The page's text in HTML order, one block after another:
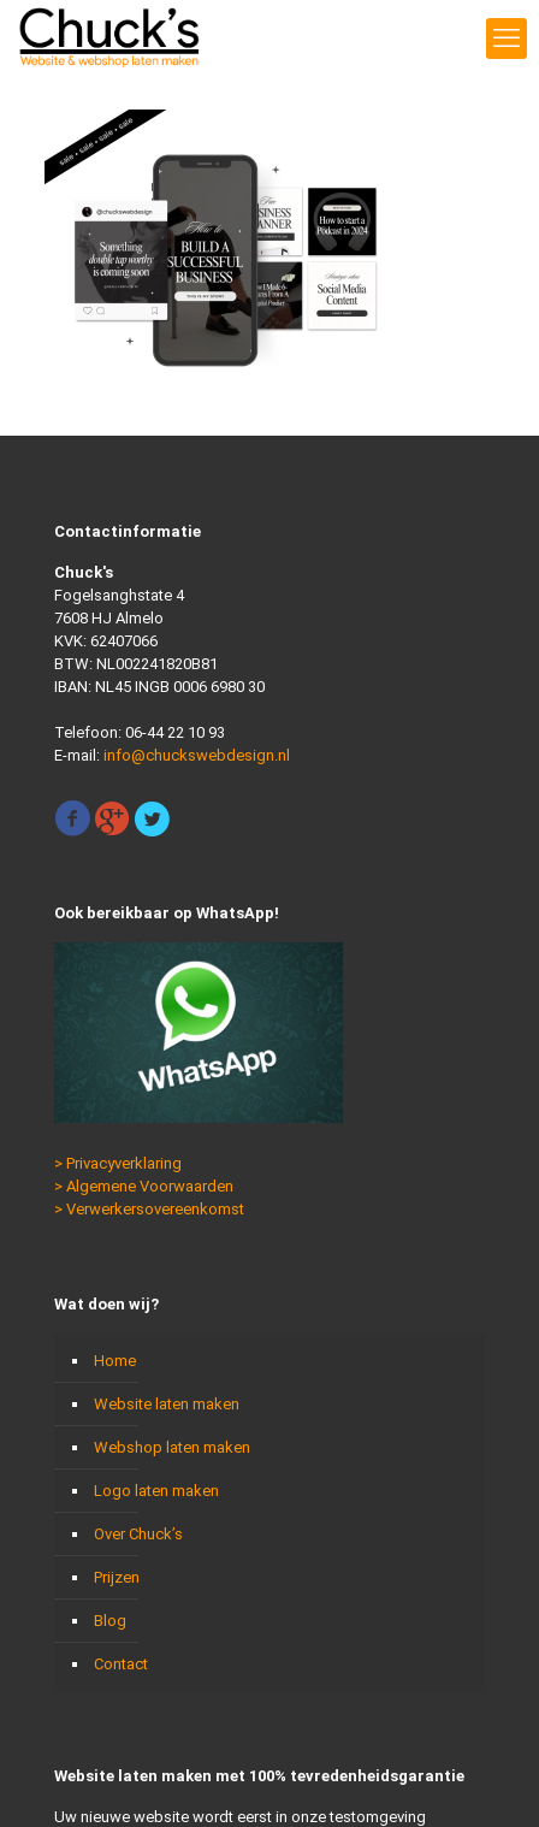
Contactinformatie
Chuck's
Fogelsanghstate 4
7608 HJ Almelo
KVK: 62407066
BTW: NL002241820B81
IBAN: NL45 INGB 0006 6980 30
Telefoon: 06-44 22 10 93
E-mail: info@chuckswebdesign.nl
Ook bereikbaar op WhatsApp!
> Privacyverklaring
> Algemene Voorwaarden
> Verwerkersovereenkomst
Wat doen wij?
Home
Website laten maken
Webshop laten maken
Logo laten maken
Over Chuck’s
Prijzen
Blog
Contact
Website laten maken met 100% tevredenheidsgarantie
Uw nieuwe website wordt eerst in onze testomgeving